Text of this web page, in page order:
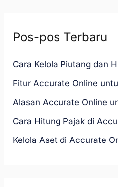
Pos-pos Terbaru
Cara Kelola Piutang dan
Fitur Accurate Online
Alasan Accurate Online
Cara Hitung Pajak di
Kelola Aset di Accurate